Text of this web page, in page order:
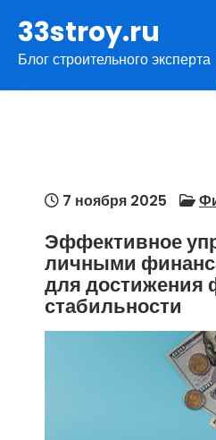
содержимому
33stroy.ru
Блог строительного эксперта
7 ноября 2025
Эффективное
личными
для достижения
стабильности